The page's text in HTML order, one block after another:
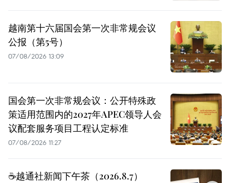
越南第十六届国会第一次非常规会议
公报（第5号）
07/08/2026 13:09
国会第一次非常规会议：公开特殊政
策适用范围内的2027年APEC领导人会
议配套服务项目工程认定标准
07/08/2026 11:27
☕️越通社新闻下午茶（2026.8.7）